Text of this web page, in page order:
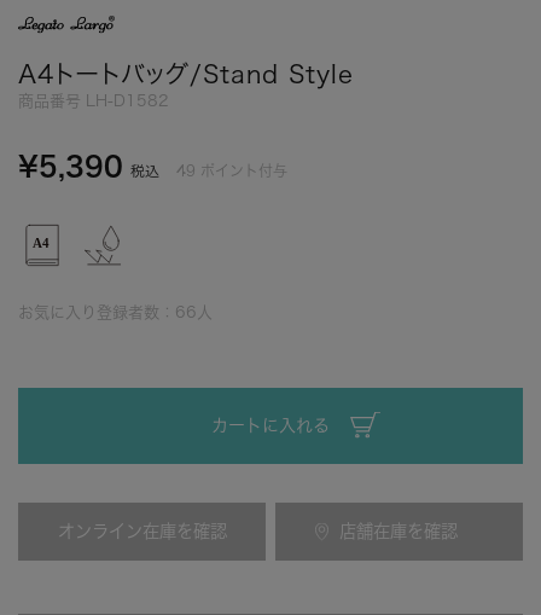
A4トートバッグ/Stand Style
商品番号 LH-D1582
¥5,390 税込 49 ポイント付与
お気に入り登録者数： 66 人
カートに入れる
オンライン在庫を確認 店舗在庫を確認